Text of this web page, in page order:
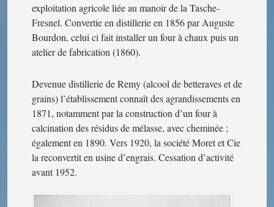
exploitation agricole liée au manoir de la Tasche-
Fresnel. Convertie en distillerie en 1856 par Auguste
Bourdon, celui ci fait installer un four à chaux puis un
atelier de fabrication (1860).
Devenue distillerie de Remy (alcool de betteraves et de
grains) l’établissement connaît des agrandissements en
1871, notamment par la construction d’un four à
calcination des résidus de mélasse, avec cheminée ;
également en 1890. Vers 1920, la société Moret et Cie
la reconvertit en usine d’engrais. Cessation d’activité
avant 1952.